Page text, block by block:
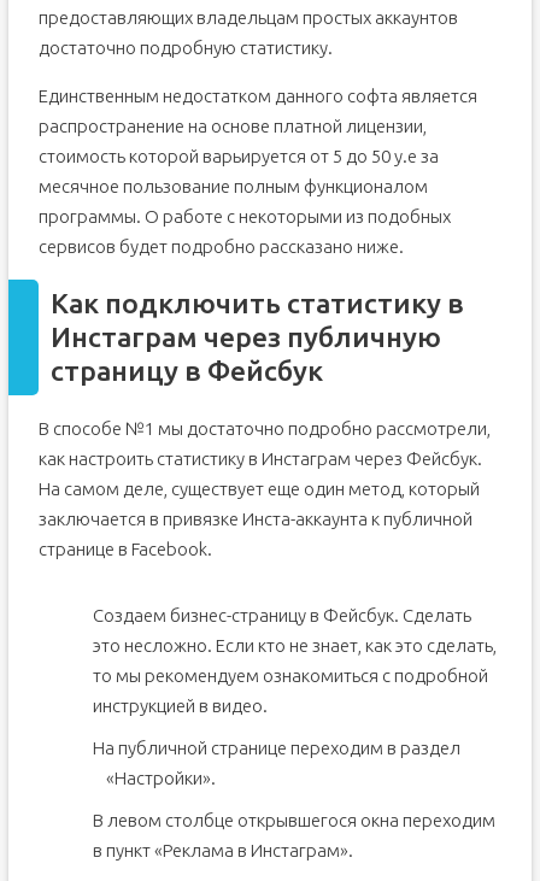
предоставляющих владельцам простых аккаунтов
достаточно подробную статистику.
Единственным недостатком данного софта является
распространение на основе платной лицензии,
стоимость которой варьируется от 5 до 50 у.е за
месячное пользование полным функционалом
программы. О работе с некоторыми из подобных
сервисов будет подробно рассказано ниже.
Как подключить статистику в
Инстаграм через публичную
страницу в Фейсбук
В способе №1 мы достаточно подробно рассмотрели,
как настроить статистику в Инстаграм через Фейсбук.
На самом деле, существует еще один метод, который
заключается в привязке Инста-аккаунта к публичной
странице в Facebook.
Создаем бизнес-страницу в Фейсбук. Сделать
это несложно. Если кто не знает, как это сделать,
то мы рекомендуем ознакомиться с подробной
инструкцией в видео.
На публичной странице переходим в раздел
«Настройки».
В левом столбце открывшегося окна переходим
в пункт «Реклама в Инстаграм».